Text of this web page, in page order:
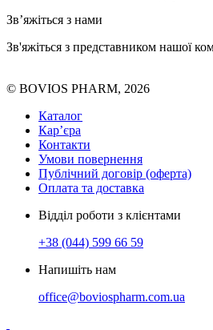
Зв’яжіться з нами
Зв'яжіться з представником нашої
© BOVIOS PHARM, 2026
Каталог
Кар’єра
Контакти
Умови повернення
Публічний договір (оферта)
Оплата та доставка
Відділ роботи з клієнтами
+38 (044) 599 66 59
Напишіть нам
office@boviospharm.com.ua